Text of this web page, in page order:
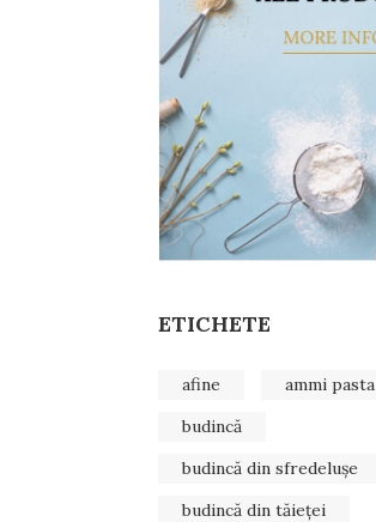
ETICHETE
afine
ammi pasta
budincă
budincă din sfredelușe
budincă din tăieței